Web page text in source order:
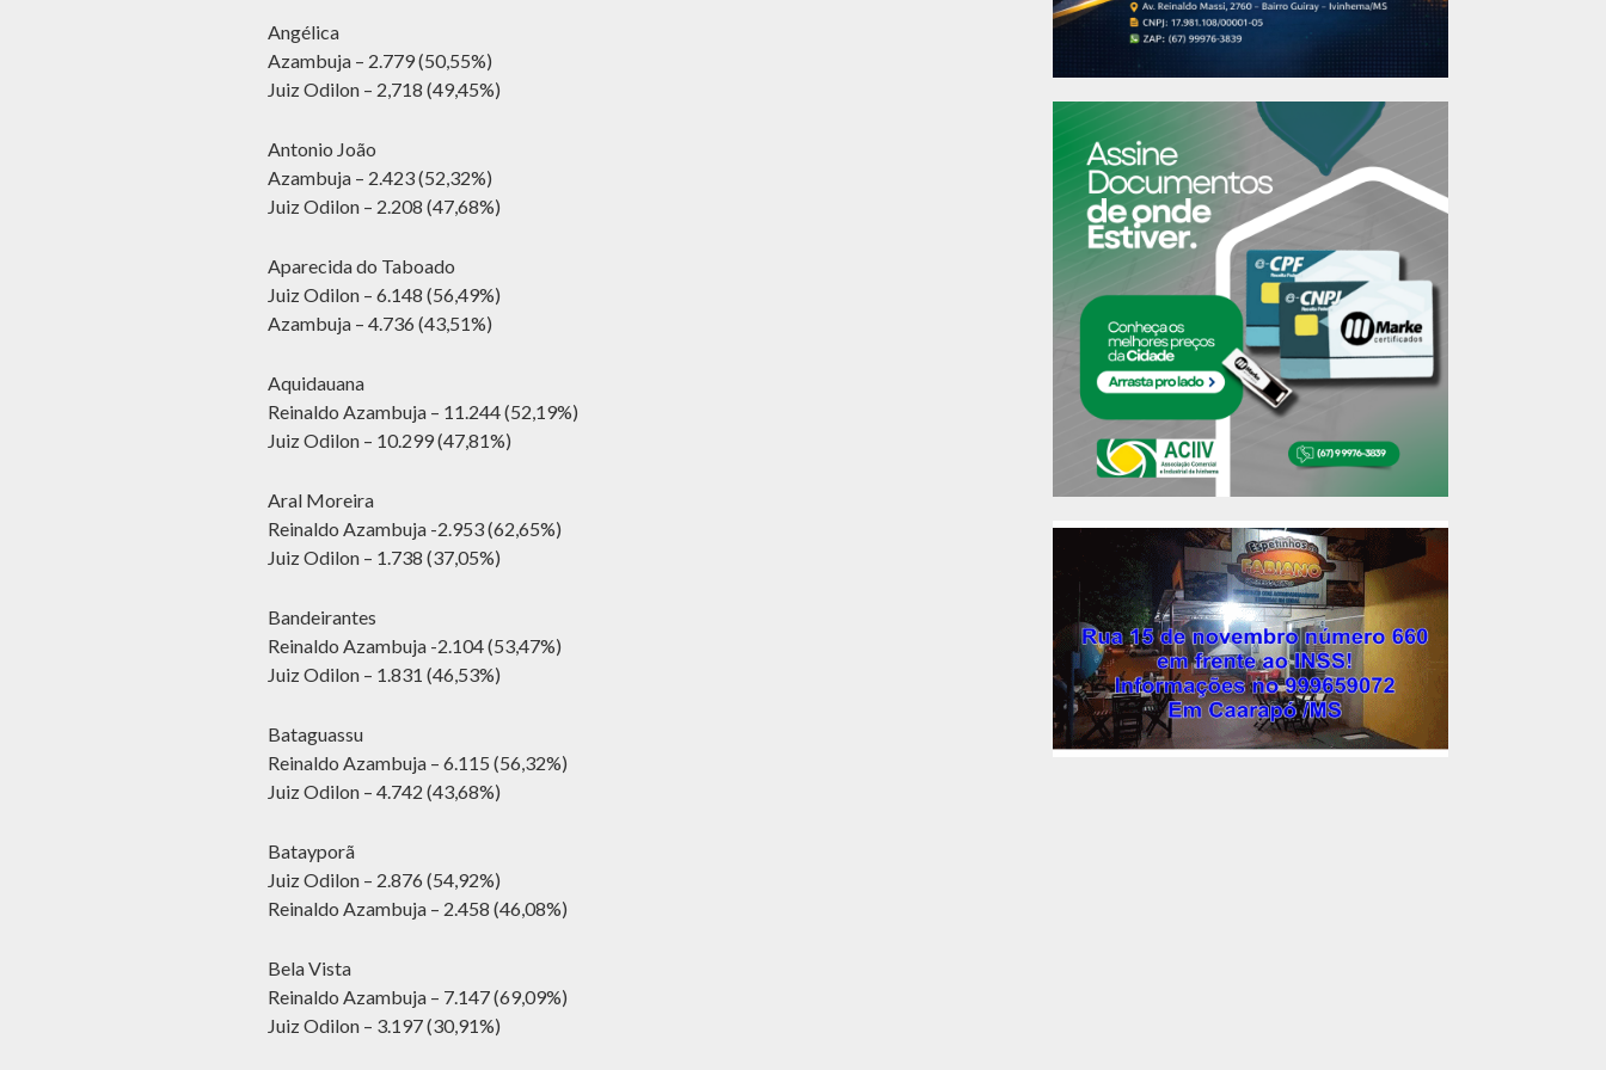
Angélica
Azambuja – 2.779 (50,55%)
Juiz Odilon – 2,718 (49,45%)
Antonio João
Azambuja – 2.423 (52,32%)
Juiz Odilon – 2.208 (47,68%)
Aparecida do Taboado
Juiz Odilon – 6.148 (56,49%)
Azambuja – 4.736 (43,51%)
Aquidauana
Reinaldo Azambuja – 11.244 (52,19%)
Juiz Odilon – 10.299 (47,81%)
Aral Moreira
Reinaldo Azambuja -2.953 (62,65%)
Juiz Odilon – 1.738 (37,05%)
Bandeirantes
Reinaldo Azambuja -2.104 (53,47%)
Juiz Odilon – 1.831 (46,53%)
Bataguassu
Reinaldo Azambuja – 6.115 (56,32%)
Juiz Odilon – 4.742 (43,68%)
Batayporã
Juiz Odilon – 2.876 (54,92%)
Reinaldo Azambuja – 2.458 (46,08%)
Bela Vista
Reinaldo Azambuja – 7.147 (69,09%)
Juiz Odilon – 3.197 (30,91%)